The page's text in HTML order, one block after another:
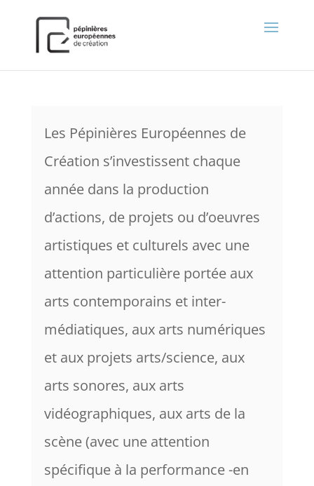
Les Pépinières Européennes de
Création s’investissent chaque
année dans la production
d’actions, de projets ou d’oeuvres
artistiques et culturels avec une
attention particulière portée aux
arts contemporains et inter-
médiatiques, aux arts numériques
et aux projets arts/science, aux
arts sonores, aux arts
vidéographiques, aux arts de la
scène (avec une attention
spécifique à la performance -en